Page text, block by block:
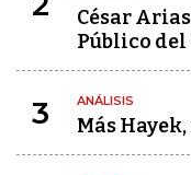
César
Público
3 ANÁLISIS
Más